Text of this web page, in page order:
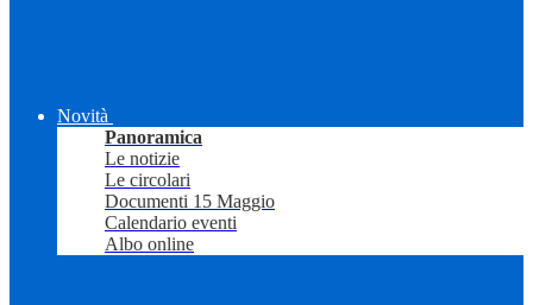
Novità
Panoramica
Le notizie
Le circolari
Documenti 15 Maggio
Calendario eventi
Albo online